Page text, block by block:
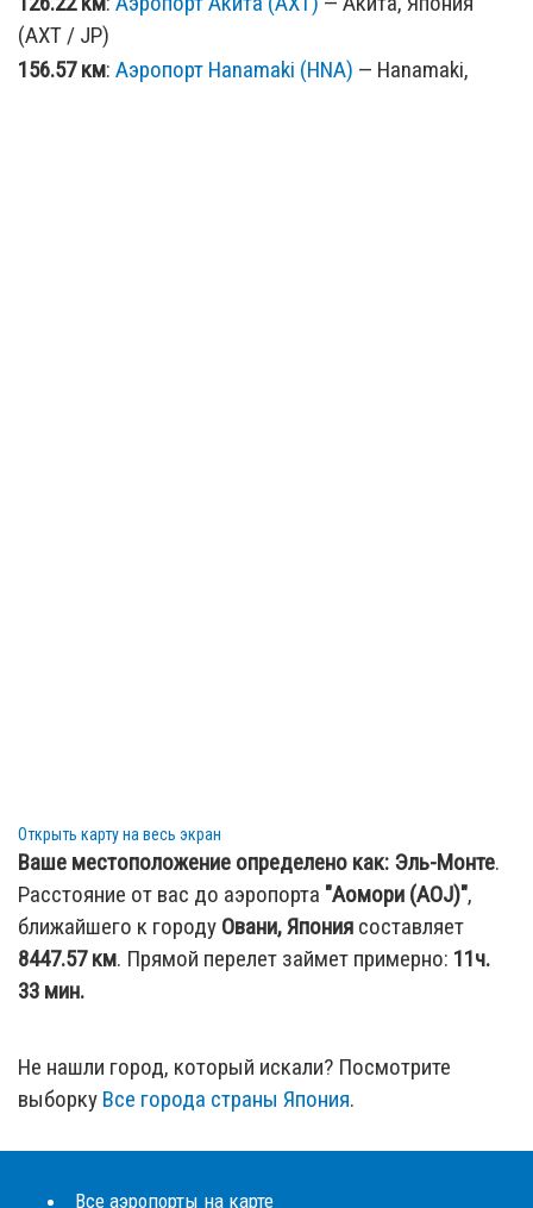
(AXT / JP)
156.57 км: Аэропорт Hanamaki (HNA) — Hanamaki,
Открыть карту на весь экран
Ваше местоположение определено как: Эль-Монте.
Расстояние от вас до аэропорта "Аомори (AOJ)",
ближайшего к городу Овани, Япония составляет
8447.57км. Прямой перелет займет примерно: 11ч.
33 мин.
Не нашли город, который искали? Посмотрите
выборку Все города страны Япония.
Все аэропорты на карте